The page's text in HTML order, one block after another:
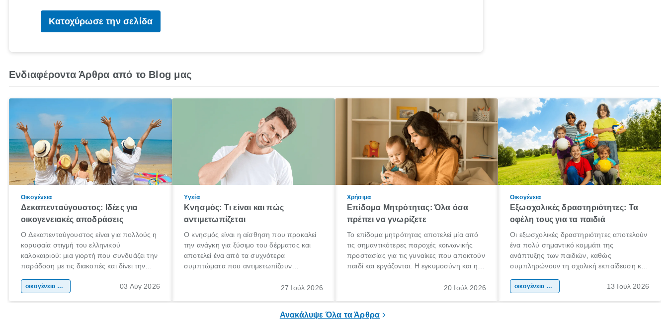
Κατοχύρωσε την σελίδα
Ενδιαφέροντα Άρθρα από το Blog μας
Οικογένεια
Δεκαπενταύγουστος: Ιδέες για
οικογενειακές αποδράσεις
Ο Δεκαπενταύγουστος είναι για πολλούς η
κορυφαία στιγμή του ελληνικού
καλοκαιριού: μια γιορτή που συνδυάζει την
παράδοση με τις διακοπές και δίνει την
χώρας. Είτε πρόκειται για λίγες μέρες
οικογένεια & παιδί 03 Αύγ 2026
Υγεία
Κνησμός: Τι είναι και πώς
αντιμετωπίζεται
Ο κνησμός είναι η αίσθηση που προκαλεί
την ανάγκη για ξύσιμο του δέρματος και
αποτελεί ένα από τα συχνότερα
συμπτώματα που αντιμετωπίζουν
πληροφορίες για το «κνησμός τι είναι»,
27 Ιούλ 2026
Χρήσιμα
Επίδομα Μητρότητας: Όλα όσα
πρέπει να γνωρίζετε
Το επίδομα μητρότητας αποτελεί μία από
τις σημαντικότερες παροχές κοινωνικής
προστασίας για τις γυναίκες που αποκτούν
παιδί και εργάζονται. Η εγκυμοσύνη και η
σημαντική περίοδος στη ζωή κάθε20 Ιούλ 2026
Οικογένεια
Εξωσχολικές δραστηριότητες: Τα
οφέλη τους για τα παιδιά
Οι εξωσχολικές δραστηριότητες αποτελούν
ένα πολύ σημαντικό κομμάτι της
ανάπτυξης των παιδιών, καθώς
συμπληρώνουν τη σχολική εκπαίδευση και
της προσωπικότητας, της κοινωνικότητας
οικογένεια & παιδί 13 Ιούλ 2026
Ανακάλυψε Όλα τα Άρθρα